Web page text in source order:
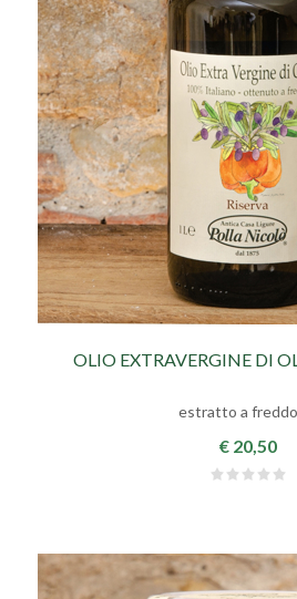
OLIO EXTRAVERGINE DI
estratto a freddo
€ 20,50